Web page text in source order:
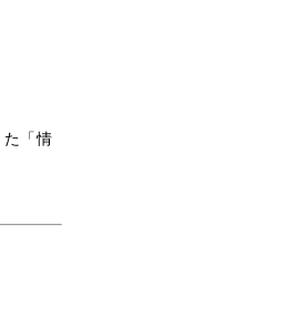
た「情